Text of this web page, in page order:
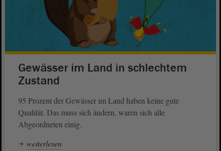
Gewässer im Land in schlechtem
Zustand
95 Prozent der Gewässer im Land haben keine gute
Qualität. Das muss sich ändern, waren sich alle
Abgeordneten einig.
weiterlesen